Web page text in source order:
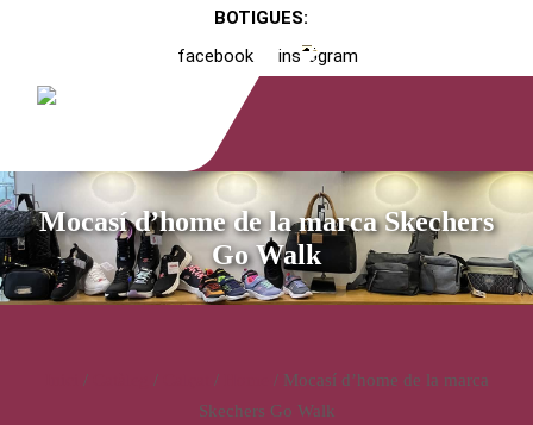
BOTIGUES:
facebook
instagram
Mocasí d’home de la marca Skechers
Go Walk
/ / /
/ Mocasí d’home de la marca
Skechers Go Walk